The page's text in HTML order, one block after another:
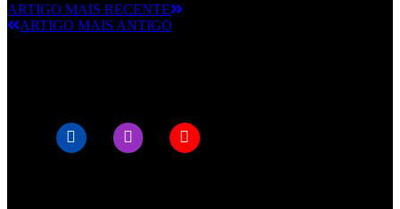
ARTIGO MAIS RECENTE
ARTIGO MAIS ANTIGO